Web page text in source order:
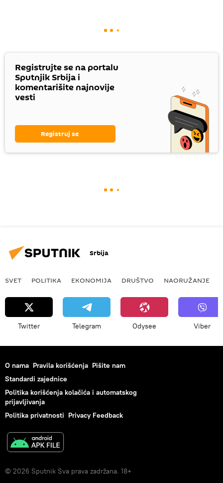
Registrujte se na portalu
Sputnjik Srbija i
komentarišite najnovije
vesti
Registruj se
Srbija
SVET POLITIKA EKONOMIJA DRUŠTVO NAORUŽANJE
Twitter Telegram Odysee Viber
O nama Pravila korišćenja Pišite nam
Standardi zajednice
Politika korišćenja kolačića i automatskog
prijavljivanja
Politika privatnosti Privacy Feedback
© 2026 Sputnik Sva prava zadržana. 18+